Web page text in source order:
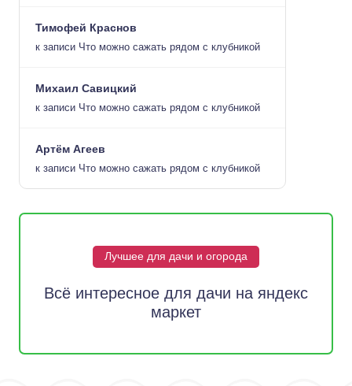
Тимофей Краснов
к записи Что можно сажать рядом с клубникой
Михаил Савицкий
к записи Что можно сажать рядом с клубникой
Артём Агеев
к записи Что можно сажать рядом с клубникой
Лучшее для дачи и огорода
Всё интересное для дачи на яндекс
маркет